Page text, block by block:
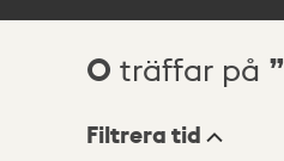
Sökresultat
0 träffar på
Filtrera tid